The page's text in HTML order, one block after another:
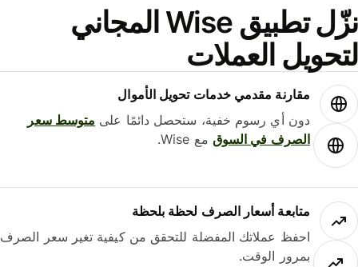
نزّل تطبيق Wise المجاني
العملات
مقارنة مقدمي خدمات تحويل الأموال
دون أي رسوم خفية، ستحصل دائمًا علىمتوسط ​​سعر
الصرف في السوقمع Wise.
متابعة أسعار الصرف لحظة بلحظة
احفظ عملاتك المفضلة للتحقق من كيفية تغير سعر الصرف
بمرور الوقت.